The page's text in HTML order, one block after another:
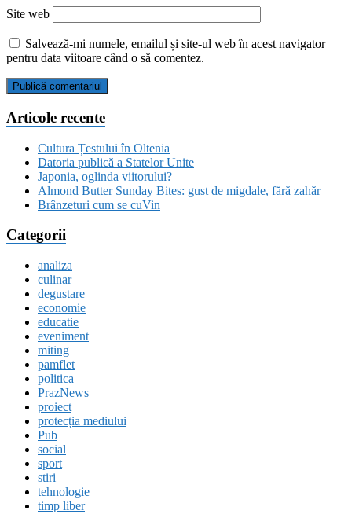
Site web
Salvează-mi numele, emailul și site-ul web în acest navigator
pentru data viitoare când o să comentez.
Articole recente
Cultura Țestului în Oltenia
Datoria publică a Statelor Unite
Japonia, oglinda viitorului?
Almond Butter Sunday Bites: gust de migdale, fără zahăr
Brânzeturi cum se cuVin
Categorii
analiza
culinar
degustare
economie
educatie
eveniment
miting
pamflet
politica
PrazNews
proiect
protecția mediului
Pub
social
sport
stiri
tehnologie
timp liber